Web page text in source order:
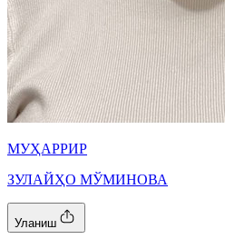
МУҲАРРИР
ЗУЛАЙҲО МЎМИНОВА
Уланиш